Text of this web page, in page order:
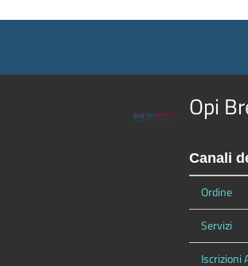
Opi
Canali
Ordine
Servizi
Iscrizioni